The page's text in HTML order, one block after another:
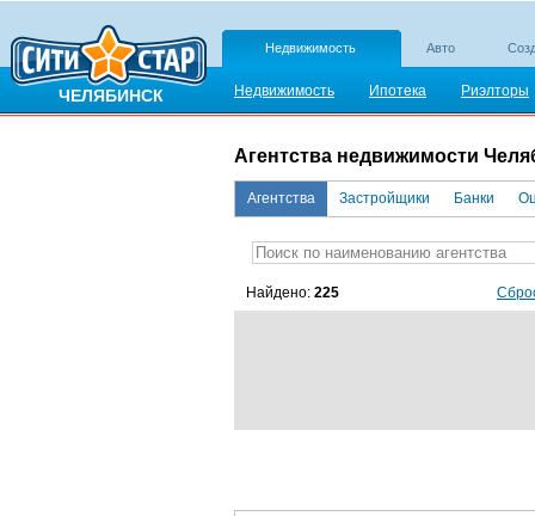
ЧЕЛЯБИНСК
Недвижимость Авто
Недвижимость Ипотека Риэлторы
Агентства недвижимости
Агентства Застройщики Банки
Найдено: 225